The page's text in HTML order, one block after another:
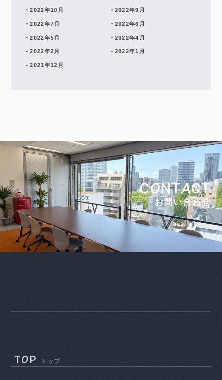
2022年10月 2022年9月
2022年7月 2022年6月
2022年5月 2022年4月
2022年2月 2022年1月
2021年12月
CONTACT
お問い合わせ
TOP トップ